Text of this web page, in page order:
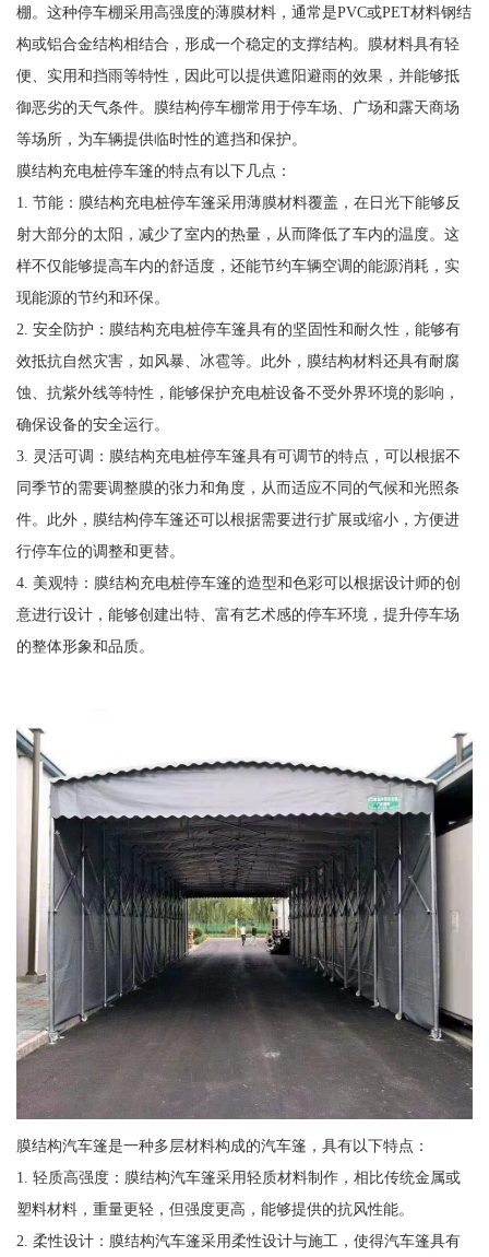
棚。这种停车棚采用高强度的薄膜材料，通常是PVC或PET材料钢结
构或铝合金结构相结合，形成一个稳定的支撑结构。膜材料具有轻
便、实用和挡雨等特性，因此可以提供遮阳避雨的效果，并能够抵
御恶劣的天气条件。膜结构停车棚常用于停车场、广场和露天商场
等场所，为车辆提供临时性的遮挡和保护。
膜结构充电桩停车篷的特点有以下几点：
1. 节能：膜结构充电桩停车篷采用薄膜材料覆盖，在日光下能够反
射大部分的太阳，减少了室内的热量，从而降低了车内的温度。这
样不仅能够提高车内的舒适度，还能节约车辆空调的能源消耗，实
现能源的节约和环保。
2. 安全防护：膜结构充电桩停车篷具有的坚固性和耐久性，能够有
效抵抗自然灾害，如风暴、冰雹等。此外，膜结构材料还具有耐腐
蚀、抗紫外线等特性，能够保护充电桩设备不受外界环境的影响，
确保设备的安全运行。
3. 灵活可调：膜结构充电桩停车篷具有可调节的特点，可以根据不
同季节的需要调整膜的张力和角度，从而适应不同的气候和光照条
件。此外，膜结构停车篷还可以根据需要进行扩展或缩小，方便进
行停车位的调整和更替。
4. 美观特：膜结构充电桩停车篷的造型和色彩可以根据设计师的创
意进行设计，能够创建出特、富有艺术感的停车环境，提升停车场
的整体形象和品质。
膜结构汽车篷是一种多层材料构成的汽车篷，具有以下特点：
1. 轻质高强度：膜结构汽车篷采用轻质材料制作，相比传统金属或
塑料材料，重量更轻，但强度更高，能够提供的抗风性能。
2. 柔性设计：膜结构汽车篷采用柔性设计与施工，使得汽车篷具有